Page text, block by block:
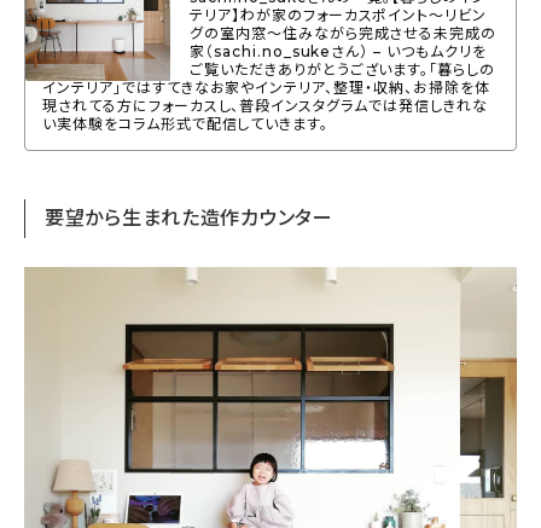
プライバシーポリシー
お問い合わせ
テリア】わが家のフォーカスポイント～リビン
グの室内窓～住みながら完成させる未完成の
家（sachi.no_sukeさん） – いつもムクリを
ご覧いただきありがとうございます。「暮らしの
インテリア」ではすてきなお家やインテリア、整理・収納、お掃除を体
現されてる方にフォーカスし、普段インスタグラムでは発信しきれな
い実体験をコラム形式で配信していきます。
要望から生まれた造作カウンター